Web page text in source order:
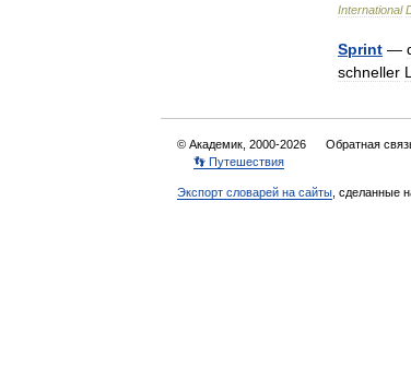
International
Sprint —
schneller
© Академик, 2000-2026 Обратная
👣 Путешествия
Экспорт словарей на сайты , сделанные